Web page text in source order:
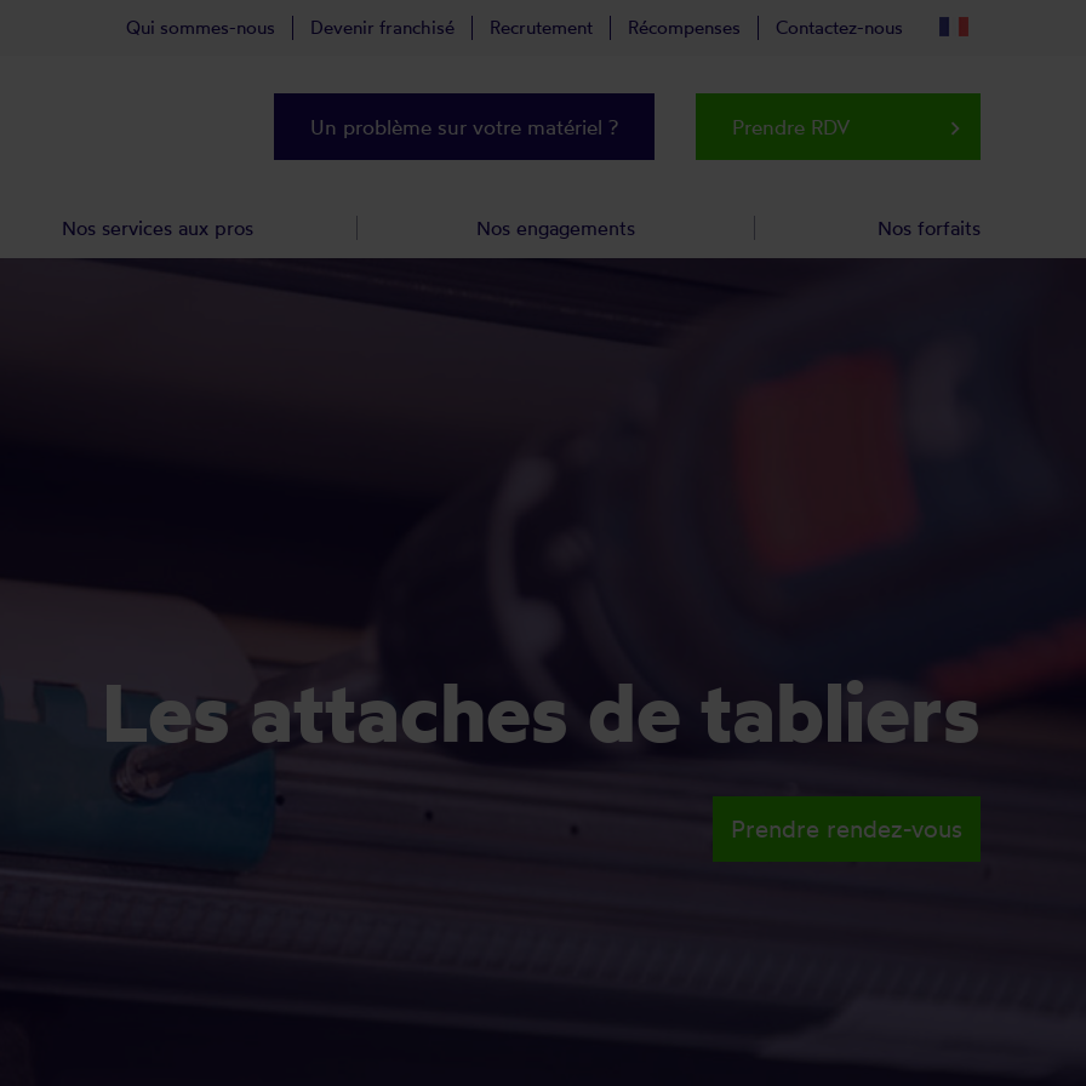
Les attaches de tabliers
Prendre rendez-vous
Qui sommes-nous Devenir franchisé Recrutement Récompenses Contactez-nous
Un problème sur votre matériel ? Prendre RDV keyboard_arrow_right
Nos services aux pros Nos engagements Nos forfaits